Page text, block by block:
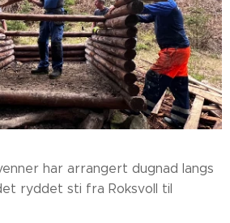
har arrangert dugnad langs
ryddet sti fra Roksvoll til